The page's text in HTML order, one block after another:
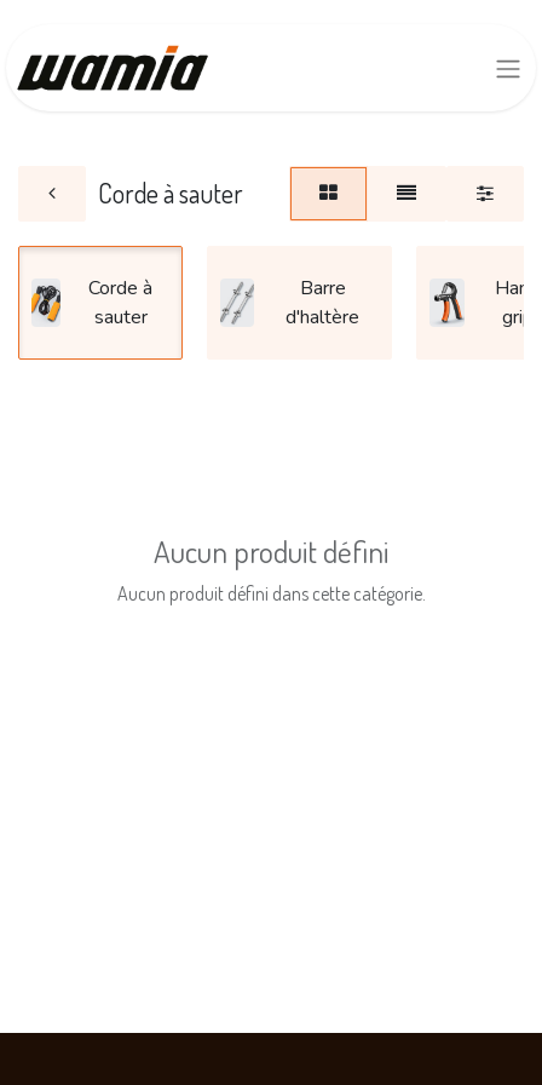
Corde à sauter
Corde à
sauter
Barre
d'haltère
Hand
grip
Aucun produit défini
Aucun produit défini dans cette catégorie.